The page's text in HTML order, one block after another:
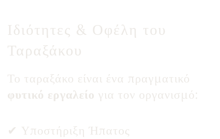
Ιδιότητες & Οφέλη του
Ταραξάκου
Το ταραξάκο είναι ένα πραγματικό
φυτικό εργαλείο για τον οργανισμό:
✔ Υποστήριξη Ήπατος